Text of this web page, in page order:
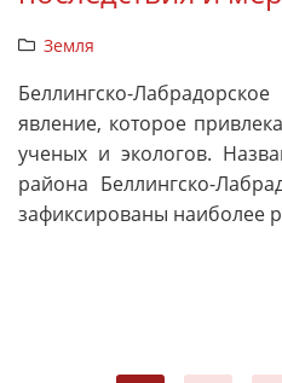
Земля
Беллингско-
явление, которое
ученых и экологов.
района Беллингско-
зафиксированы наиболее